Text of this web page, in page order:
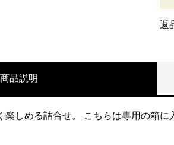
返
商品説明
楽しめる詰合せ。 こちらは専用の箱